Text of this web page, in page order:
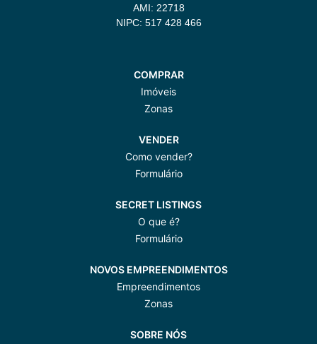
AMI: 22718
NIPC: 517 428 466
COMPRAR
Imóveis
Zonas
VENDER
Como vender?
Formulário
SECRET LISTINGS
O que é?
Formulário
NOVOS EMPREENDIMENTOS
Empreendimentos
Zonas
SOBRE NÓS